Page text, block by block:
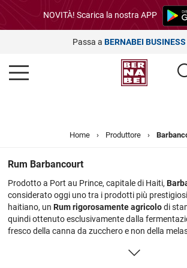
NOVITÀ! Scarica la nostra APP
Passa a BERNABEI BUSINESS
Home › Produttore ›
Rum Barbancourt
Prodotto a Port au Prince, capitale di Haiti,
considerato oggi uno tra i prodotti più
haitiano, unRum rigorosamente agricolodi
quindi ottenuto esclusivamente dalla
fresco della canna da zucchero e non della
francese della Charente, conosciuta per essere